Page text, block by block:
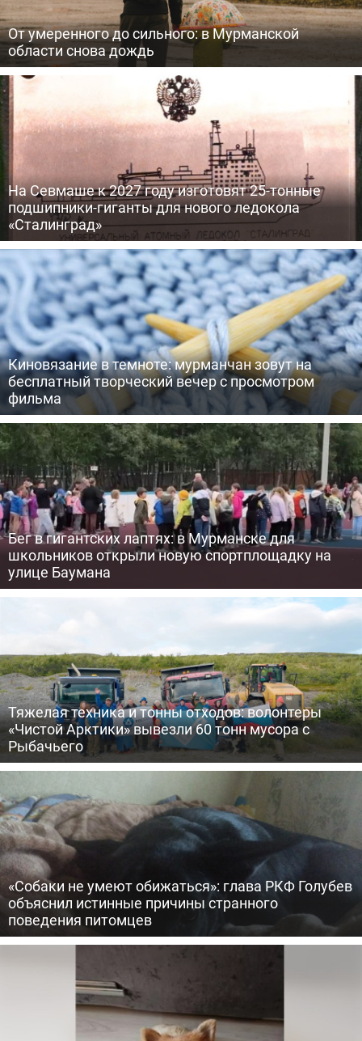
От умеренного до сильного: в Мурманской
области снова дождь
На Севмаше к 2027 году изготовят 25-тонные
подшипники-гиганты для нового ледокола
«Сталинград»
Киновязание в темноте: мурманчан зовут на
бесплатный творческий вечер с просмотром
фильма
Бег в гигантских лаптях: в Мурманске для
школьников открыли новую спортплощадку на
улице Баумана
Тяжелая техника и тонны отходов: волонтеры
«Чистой Арктики» вывезли 60 тонн мусора с
Рыбачьего
«Собаки не умеют обижаться»: глава РКФ Голубев
объяснил истинные причины странного
поведения питомцев